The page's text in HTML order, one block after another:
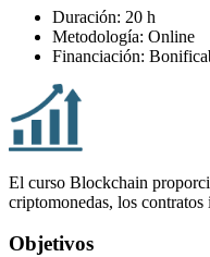
Duración: 20 h
Metodología: Online
Financiación:
El curso Blockchain
criptomonedas, los
Objetivos